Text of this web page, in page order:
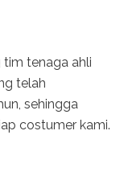
tim tenaga ahli
telah
sehingga
costumer kami.